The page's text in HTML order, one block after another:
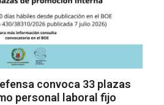
convoca 33 plazas
personal laboral fijo